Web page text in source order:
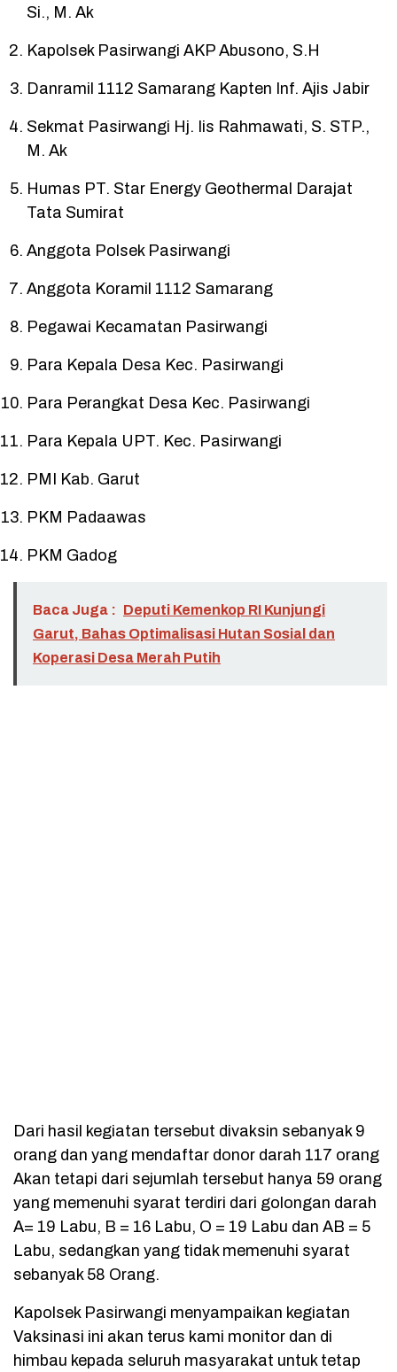
Si., M. Ak
Kapolsek Pasirwangi AKP Abusono, S.H
Danramil 1112 Samarang Kapten Inf. Ajis Jabir
Sekmat Pasirwangi Hj. Iis Rahmawati, S. STP.,
M. Ak
Humas PT. Star Energy Geothermal Darajat
Tata Sumirat
Anggota Polsek Pasirwangi
Anggota Koramil 1112 Samarang
Pegawai Kecamatan Pasirwangi
Para Kepala Desa Kec. Pasirwangi
Para Perangkat Desa Kec. Pasirwangi
Para Kepala UPT. Kec. Pasirwangi
PMI Kab. Garut
PKM Padaawas
PKM Gadog
Baca Juga : Deputi Kemenkop RI Kunjungi
Garut, Bahas Optimalisasi Hutan Sosial dan
Koperasi Desa Merah Putih
Dari hasil kegiatan tersebut divaksin sebanyak 9
orang dan yang mendaftar donor darah 117 orang
Akan tetapi dari sejumlah tersebut hanya 59 orang
yang memenuhi syarat terdiri dari golongan darah
A= 19 Labu, B = 16 Labu, O = 19 Labu dan AB = 5
Labu, sedangkan yang tidak memenuhi syarat
sebanyak 58 Orang.
Kapolsek Pasirwangi menyampaikan kegiatan
Vaksinasi ini akan terus kami monitor dan di
himbau kepada seluruh masyarakat untuk tetap